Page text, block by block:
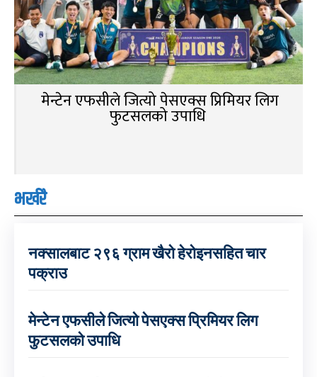
मेन्टेन एफसीले जित्यो पेसएक्स प्रिमियर लिग
फुटसलको उपाधि
भर्खरै
नक्सालबाट २९६ ग्राम खैरो हेरोइनसहित चार
पक्राउ
मेन्टेन एफसीले जित्यो पेसएक्स प्रिमियर लिग
फुटसलको उपाधि